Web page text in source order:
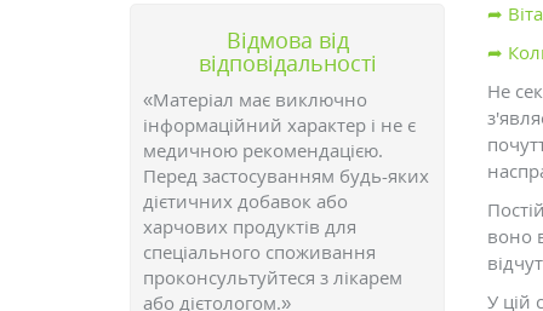
Відмова від
відповідальності
«Матеріал має виключно
інформаційний характер і не є
медичною рекомендацією.
Перед застосуванням будь-яких
дієтичних добавок або
харчових продуктів для
спеціального споживання
проконсультуйтеся з лікарем
або дієтологом.»
➦
➦
Не
воно
У цій